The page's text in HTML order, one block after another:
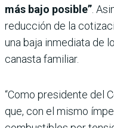
más bajo posible”.
reducción de la
una baja inmediata de
canasta familiar.
“Como presidente del
que, con el mismo